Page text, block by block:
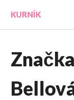
obsah
KURNÍK